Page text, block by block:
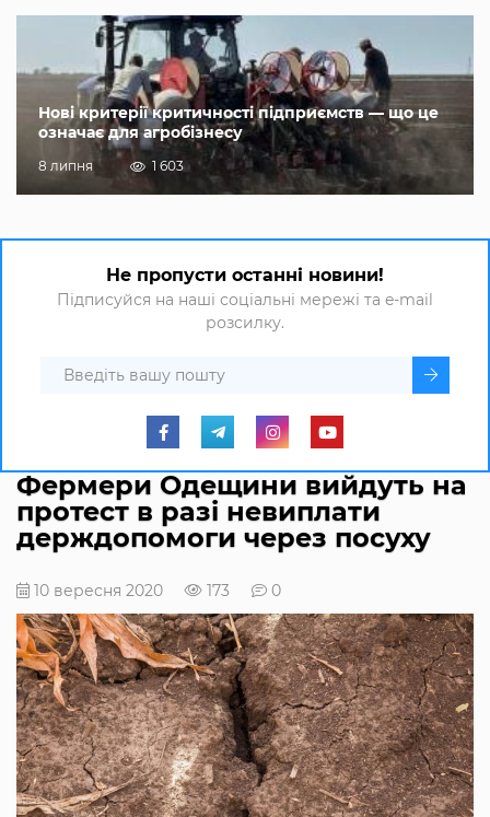
Нові критерії критичності підприємств — що це
означає для агробізнесу
8 липня 1 603
Не пропусти останні новини!
Підписуйся на наші соціальні мережі та e-mail
розсилку.
Фермери Одещини вийдуть на
протест в разі невиплати
держдопомоги через посуху
10 вересня 2020 173 0